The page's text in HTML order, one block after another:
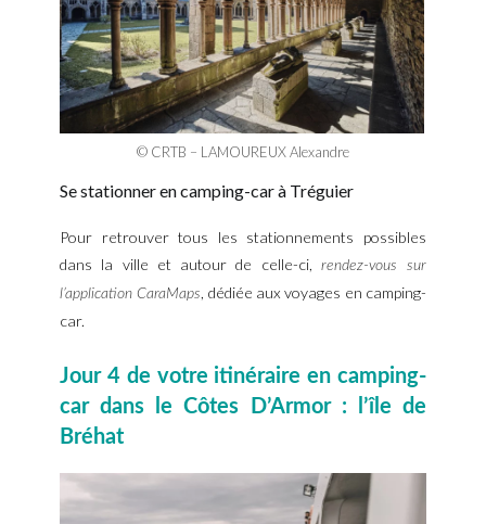
© CRTB – LAMOUREUX Alexandre
Se stationner en camping-car à Tréguier
Pour retrouver tous les stationnements possibles
dans la ville et autour de celle-ci, rendez-vous sur
l’application CaraMaps, dédiée aux voyages en camping-
car.
Jour 4 de votre itinéraire en camping-
car dans le Côtes D’Armor : l’île de
Bréhat